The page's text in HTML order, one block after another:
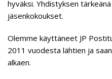
hyväksi. Yhdistyksen
jäsenkokoukset.
Olemme käyttäneet JP
2011 vuodesta lähtien ja
alkaen.